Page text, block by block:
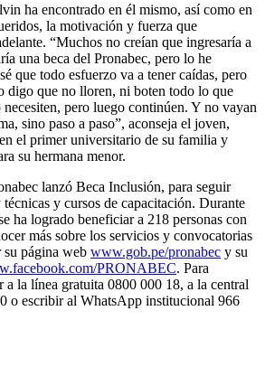
ha encontrado en él mismo, así como en
la motivación y fuerza que
“Muchos no creían que ingresaría a
una beca del Pronabec, pero lo he
que todo esfuerzo va a tener caídas, pero
digo que no lloren, ni boten todo lo que
pero luego continúen. Y no vayan
sino paso a paso”, aconseja el joven,
el primer universitario de su familia y
su hermana menor.
lanzó Beca Inclusión, para seguir
y cursos de capacitación. Durante
ha logrado beneficiar a 218 personas con
más sobre los servicios y convocatorias
su página web www.gob.pe/pronabec y su
PRONABEC. Para
a la línea gratuita 0800 000 18, a la central
o escribir al WhatsApp institucional 966